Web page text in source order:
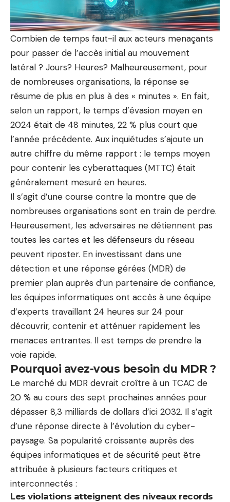
Combien de temps faut-il aux acteurs menaçants
pour passer de l’accès initial au mouvement
latéral ? Jours? Heures? Malheureusement, pour
de nombreuses organisations, la réponse se
résume de plus en plus à des « minutes ». En fait,
selon un rapport, le temps d’évasion moyen en
2024 était de 48 minutes, 22 % plus court que
l’année précédente. Aux inquiétudes s’ajoute un
autre chiffre du même rapport : le temps moyen
pour contenir les cyberattaques (MTTC) était
généralement mesuré en heures.
Il s’agit d’une course contre la montre que de
nombreuses organisations sont en train de perdre.
Heureusement, les adversaires ne détiennent pas
toutes les cartes et les défenseurs du réseau
peuvent riposter. En investissant dans une
détection et une réponse gérées (MDR) de
premier plan auprès d’un partenaire de confiance,
les équipes informatiques ont accès à une équipe
d’experts travaillant 24 heures sur 24 pour
découvrir, contenir et atténuer rapidement les
menaces entrantes. Il est temps de prendre la
voie rapide.
Pourquoi avez-vous besoin du MDR ?
Le marché du MDR devrait croître à un TCAC de
20 % au cours des sept prochaines années pour
dépasser 8,3 milliards de dollars d’ici 2032. Il s’agit
d’une réponse directe à l’évolution du cyber-
paysage. Sa popularité croissante auprès des
équipes informatiques et de sécurité peut être
attribuée à plusieurs facteurs critiques et
interconnectés :
Les violations atteignent des niveaux records